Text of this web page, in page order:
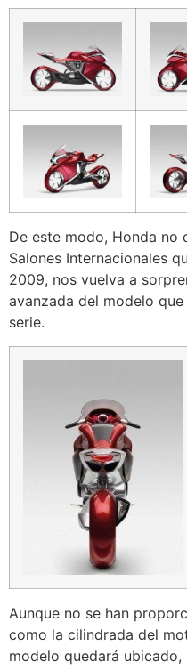
De este modo, Honda no
Salones Internacionales
2009, nos vuelva a
avanzada del modelo
serie.
Aunque no se han
como la cilindrada del
modelo quedará